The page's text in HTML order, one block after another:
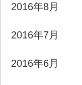
2016年8月
2016年7月
2016年6月